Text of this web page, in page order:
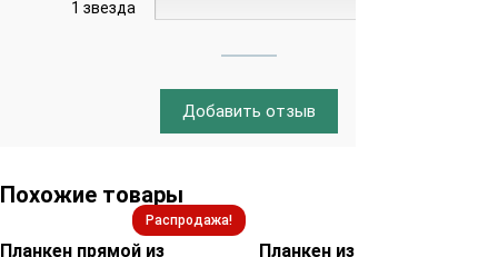
1 звезда
Добавить отзыв
Похожие товары
Распродажа!
Планкен прямой из
Планкен из термососны